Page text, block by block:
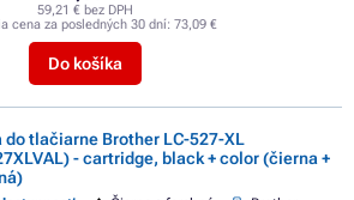
59,21 € bez DPH
cena za posledných 30 dní: 73,09 €
Do košíka
do tlačiarne Brother LC-527-XL
- cartridge, black + color (čierna +